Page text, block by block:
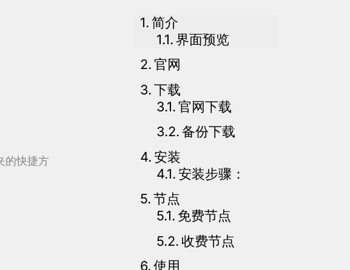
的快捷方
简介
界面预览
官网
下载
官网下载
备份下载
安装
安装步骤：
节点
免费节点
收费节点
使用